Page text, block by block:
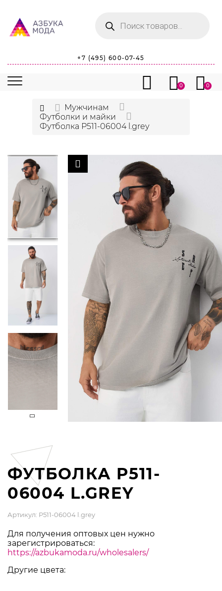
товаров
+7 (495) 600-07-45
0 0
Мужчинам
Футболки и майки
Футболка P511-06004 l.grey
ФУТБОЛКА P511-
06004 L.GREY
Артикул: P511-06004 l.grey
Для получения оптовых цен нужно
зарегистрироваться:
https://azbukamoda.ru/wholesalers/
Другие цвета: